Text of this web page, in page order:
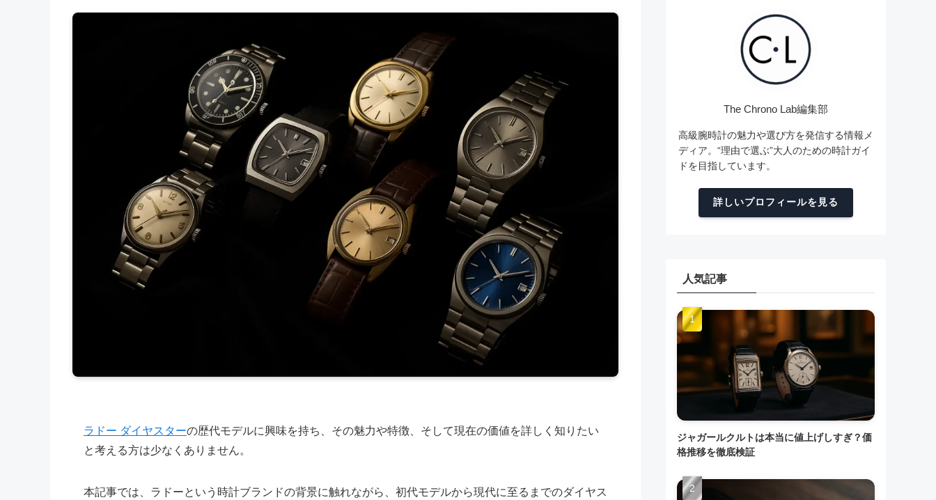
ラドー ダイヤスターの歴代モデルに興味を持ち、その魅力や特徴、そして現在の価値を詳しく知りたい
と考える方は少なくありません。
本記事では、ラドーという時計ブランドの背景に触れながら、初代モデルから現代に至るまでのダイヤス
The Chrono Lab編集部
高級腕時計の魅力や選び方を発信する情報メ
ディア。“理由で選ぶ”大人のための時計ガイ
ドを目指しています。
詳しいプロフィールを見る
人気記事
ジャガールクルトは本当に値上げしすぎ？価
格推移を徹底検証